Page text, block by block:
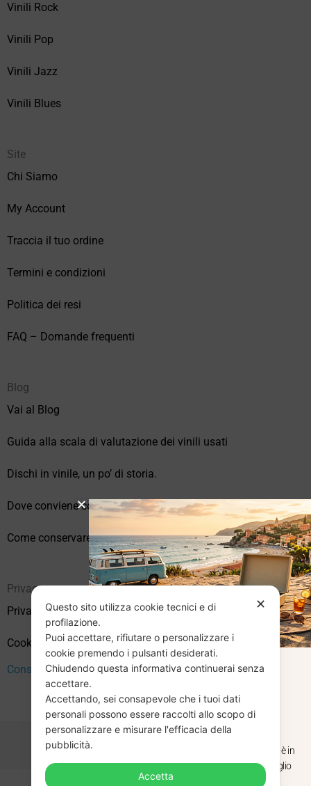
Vinili Rock
Vinili Pop
Vinili Jazz
Vinili Blues
Site
Chi Siamo
My Account
Traccia il tuo ordine
Termini e condizioni
Politica dei resi
FAQ – Domande frequenti
Blog
Vai al Blog
Guida alla scala di valutazione dei vinili usati
Dischi in vinile, un po’ di storia.
Dove conviene comprare vinili online?
Come conservare correttamente i vinili usati
Privacy
Privacy Policy
Cookie Policy (UE)
Consenso
✕
Questo sito utilizza cookie tecnici e di
profilazione.
Puoi accettare, rifiutare o personalizzare i
cookie premendo i pulsanti desiderati.
Chiudendo questa informativa continuerai senza
accettare.
Accettando, sei consapevole che i tuoi dati
personali possono essere raccolti allo scopo di
personalizzare e misurare l'efficacia della
pubblicità.
Accetta
CHIUSURA
ESTIVA
Dal 29 luglio al 31 agosto venditaviniliusati.it è in
pausa estiva. Gli ordini ricevuti entro il 29 luglio
saranno spediti regolarmente.